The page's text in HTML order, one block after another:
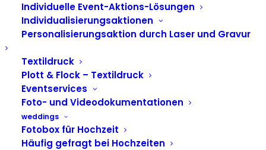
Individuelle Event-Aktions-Lösungen
Individualisierungsaktionen
Personalisierungsaktion durch Laser und Gravur
Textildruck
Plott & Flock – Textildruck
Eventservices
Foto- und Videodokumentationen
weddings
Fotobox für Hochzeit
Häufig gefragt bei Hochzeiten